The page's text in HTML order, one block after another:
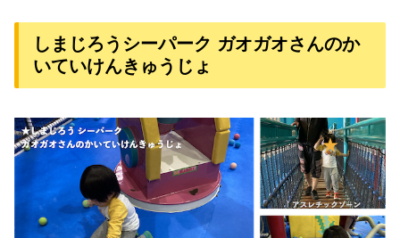
しまじろうシーパーク ガオガオさんのか
いていけんきゅうじょ